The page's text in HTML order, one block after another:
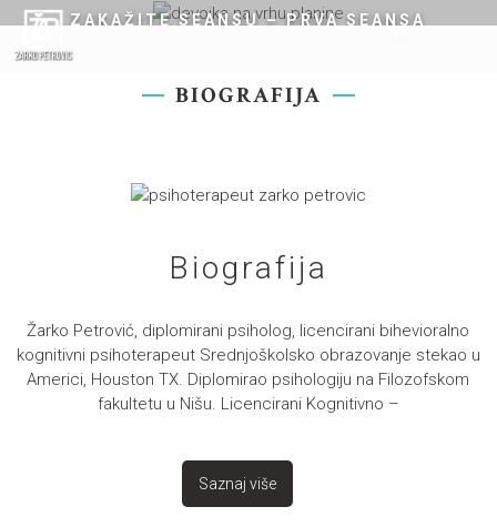
Skip
content
ONLINE PSIHOTERAPIJA
ZAKAŽITE SEANSU – PRVA SEANSA
BIOGRAFIJA
Biografija
Žarko Petrović, diplomirani psiholog, licencirani bihevioralno
kognitivni psihoterapeut Srednjoškolsko obrazovanje stekao u
Americi, Houston TX. Diplomirao psihologiju na Filozofskom
fakultetu u Nišu. Licencirani Kognitivno –
Saznaj više